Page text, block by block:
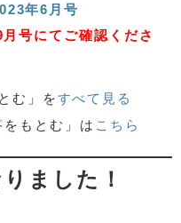
年6月号
号にてご確認くださ
む」をすべて見る
もとむ」は こちら
ました！